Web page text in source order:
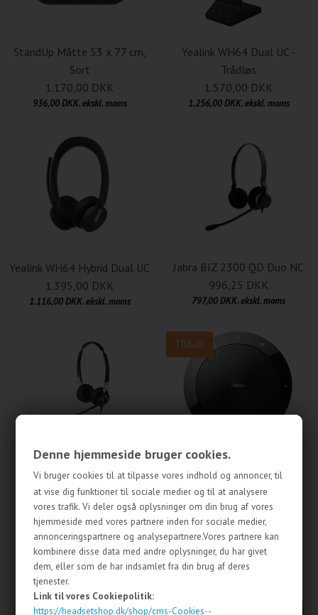
Denne hjemmeside bruger cookies.
Vi bruger cookies til at tilpasse vores indhold og annoncer, til
at vise dig funktioner til sociale medier og til at analysere
vores trafik. Vi deler også oplysninger om din brug af vores
hjemmeside med vores partnere inden for sociale medier,
annonceringspartnere og analysepartnere.Vores partnere kan
kombinere disse data med andre oplysninger, du har givet
dem, eller som de har indsamlet fra din brug af deres
tjenester.
Link til vores Cookiepolitik:
https://headsetshop.dk/shop/cms-Cookies--
StandUp Måtte 53 x 77 cm,
Sort
1.170,00 DKK
936,00 DKK. ekskl. moms
Yealink WH64 Dual UC -
Trådløs
1.570,00 DKK
1.256,00 DKK. ekskl. moms
Yealink WH64 Hybrid Dual UC
1.395,00 DKK
1.116,00 DKK. ekskl. moms
Jabra BIZ 2300 QD Duo NC
996,25 DKK
797,00 DKK. ekskl. moms
Jabra BIZ 2400 II Duo
1.495,00 DKK
1.196,00 DKK. ekskl. moms
TILBUD
konferencetelefon
1.325,00 DKK
870,00 DKK
696,00 DKK. ekskl. moms